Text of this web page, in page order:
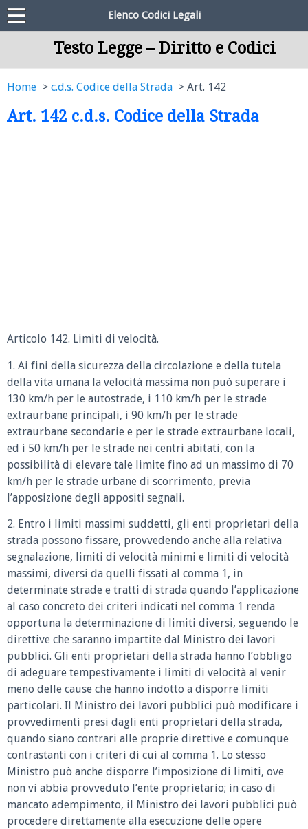
Elenco Codici Legali
Testo Legge – Diritto e Codici
Home c.d.s. Codice della Strada Art. 142
Art. 142 c.d.s. Codice della Strada
Articolo 142. Limiti di velocità.
1. Ai fini della sicurezza della circolazione e della tutela
della vita umana la velocità massima non può superare i
130 km/h per le autostrade, i 110 km/h per le strade
extraurbane principali, i 90 km/h per le strade
extraurbane secondarie e per le strade extraurbane locali,
ed i 50 km/h per le strade nei centri abitati, con la
possibilità di elevare tale limite fino ad un massimo di 70
km/h per le strade urbane di scorrimento, previa
l’apposizione degli appositi segnali.
2. Entro i limiti massimi suddetti, gli enti proprietari della
strada possono fissare, provvedendo anche alla relativa
segnalazione, limiti di velocità minimi e limiti di velocità
massimi, diversi da quelli fissati al comma 1, in
determinate strade e tratti di strada quando l’applicazione
al caso concreto dei criteri indicati nel comma 1 renda
opportuna la determinazione di limiti diversi, seguendo le
direttive che saranno impartite dal Ministro dei lavori
pubblici. Gli enti proprietari della strada hanno l’obbligo
di adeguare tempestivamente i limiti di velocità al venir
meno delle cause che hanno indotto a disporre limiti
particolari. Il Ministro dei lavori pubblici può modificare i
provvedimenti presi dagli enti proprietari della strada,
quando siano contrari alle proprie direttive e comunque
contrastanti con i criteri di cui al comma 1. Lo stesso
Ministro può anche disporre l’imposizione di limiti, ove
non vi abbia provveduto l’ente proprietario; in caso di
mancato adempimento, il Ministro dei lavori pubblici può
procedere direttamente alla esecuzione delle opere